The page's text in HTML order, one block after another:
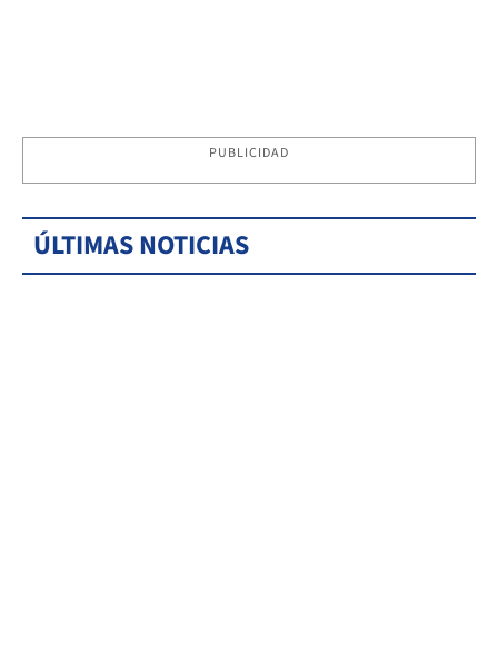
PUBLICIDAD
ÚLTIMAS NOTICIAS